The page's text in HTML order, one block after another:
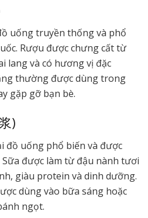
uống truyền thống và phổ
Rượu được chưng cất từ
lang và có hương vị đặc
thường được dùng trong
gặp gỡ bạn bè.
)
đồ uống phổ biến và được
được làm từ đậu nành tươi
giàu protein và dinh dưỡng.
dùng vào bữa sáng hoặc
ngọt.